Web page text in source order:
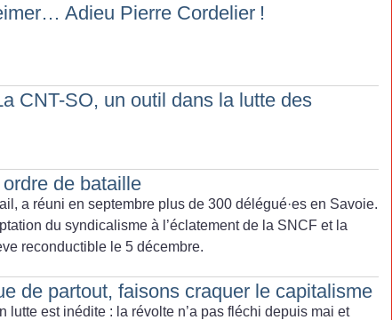
Adieu Pierre Cordelier !
CNT-SO, un outil dans la lutte des
de bataille
a réuni en septembre plus de 300 délégué·es en Savoie.
du syndicalisme à l’éclatement de la SNCF et la
reconductible le 5 décembre.
de partout, faisons craquer le capitalisme
lutte est inédite : la révolte n’a pas fléchi depuis mai et